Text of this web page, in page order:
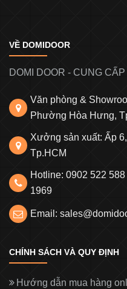
VỀ DOMIDOOR
DOMI DOOR - CUNG
Văn phòng &
Phường Hòa Hưng,
Xưởng sản xuất: Ấp
Tp.HCM
Hotline: 0902 522
1969
Email:
CHÍNH SÁCH VÀ QUY ĐỊNH
Hướng dẫn mua hàng